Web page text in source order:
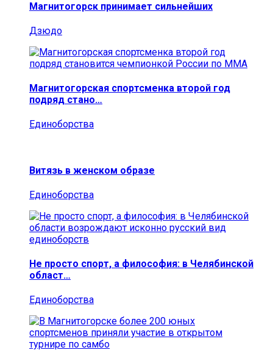
Магнитогорск принимает сильнейших
Дзюдо
Магнитогорская спортсменка второй год
подряд стано…
Единоборства
Витязь в женском образе
Единоборства
Не просто спорт, а философия: в Челябинской
област…
Единоборства